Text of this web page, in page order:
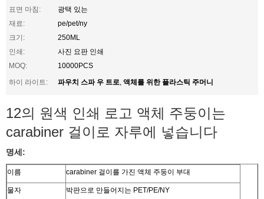
표면 마침:
광택 있는
재료:
pe/pet/ny
크기:
250ML
인쇄:
사진 요판 인쇄
MOQ:
10000PCS
하이 라이트:
파우치 스파 우 트로, 액체를 위한 플라스틱 주머니
12의 원색 인쇄 로고 액체 주둥이는
carabiner 걸이로 자루에 넣습니다
명세:
이름 carabiner 걸이를 가진 액체 주둥이 부대
물자 박판으로 만들어지는 PET/PE/NY